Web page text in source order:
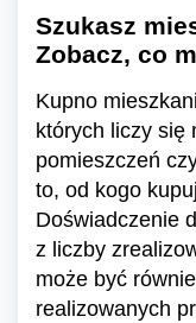
Szukasz
Zobacz, co
Kupno
których liczy się
pomieszczeń
to, od kogo
Doświadczenie
z liczby
może być
realizowanych